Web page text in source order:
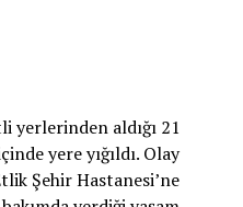
yerlerinden aldığı 21
yere yığıldı. Olay
Şehir Hastanesi’ne